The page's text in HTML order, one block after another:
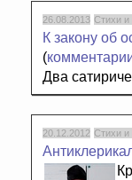
26.08.2013 Стихи
К закону об
(
Два
20.12.2012 Стихи